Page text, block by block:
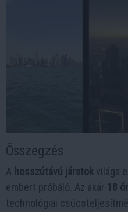
Összegzés
A hosszútávú járatok világa
embert próbáló. Az akár 18
technológiai